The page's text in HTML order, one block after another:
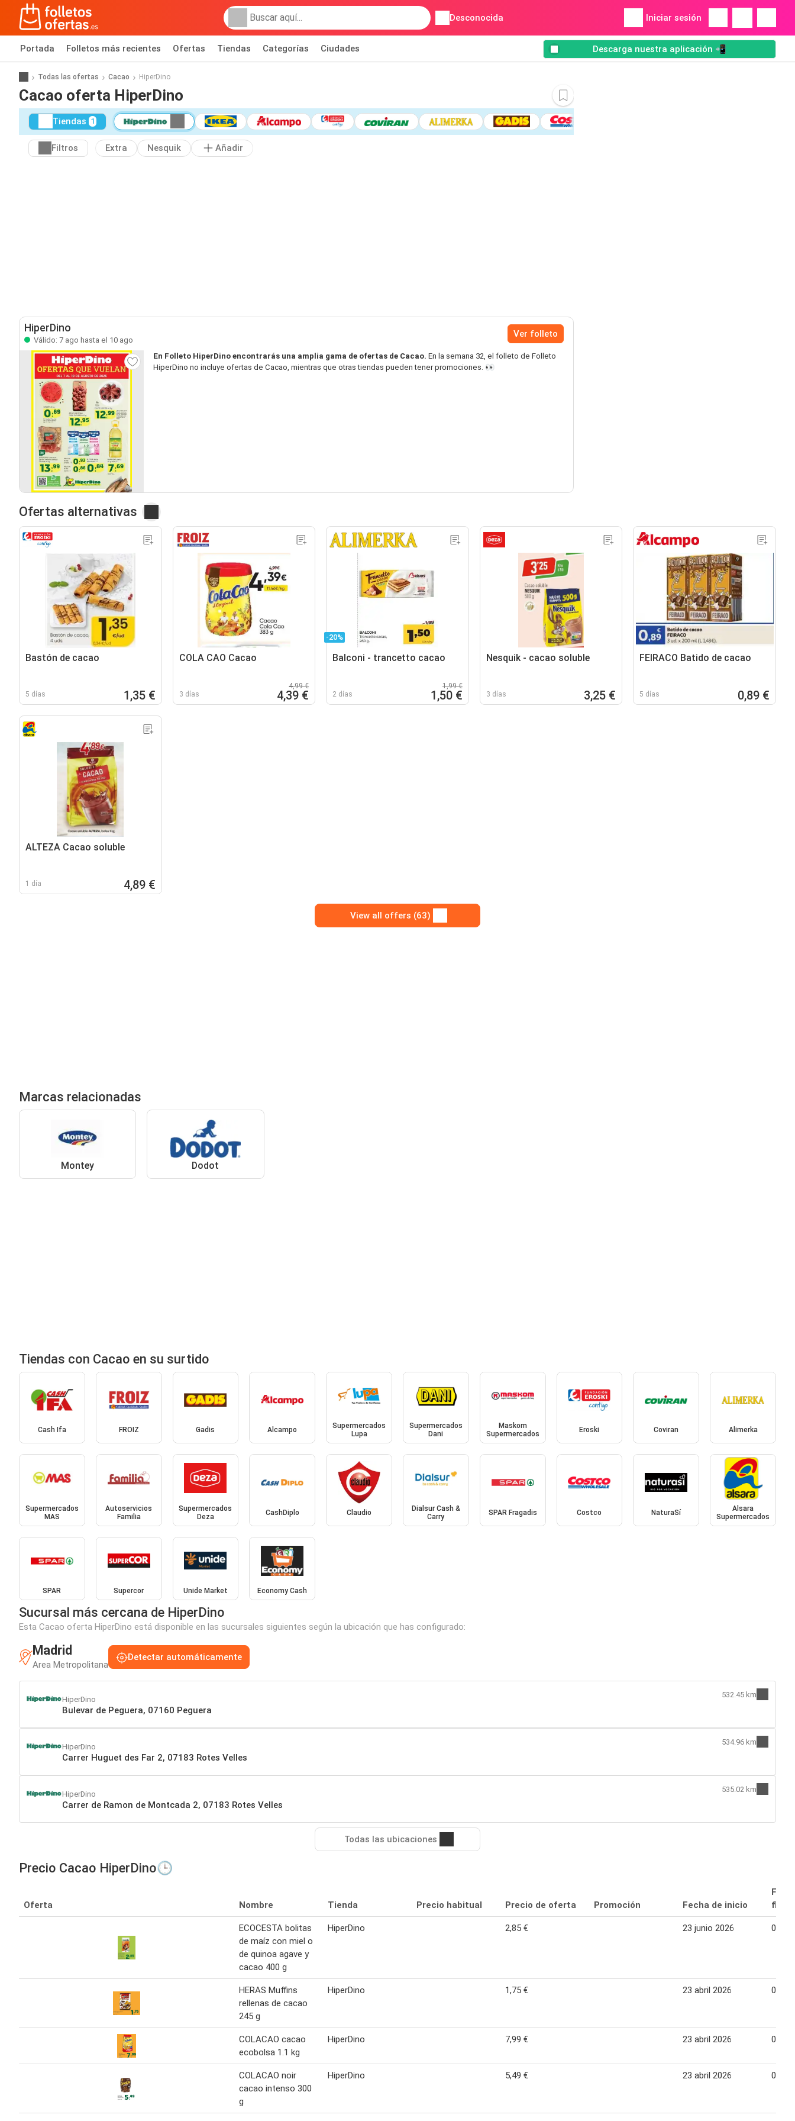
Desconocida Iniciar sesión
Portada Folletos más recientes Ofertas Tiendas Categorías Ciudades Descarga nuestra aplicación 📲
Todas las ofertas Cacao HiperDino
Cacao oferta HiperDino
Tiendas 1
Filtros Extra Nesquik Añadir
HiperDino
Válido: 7 ago hasta el 10 ago
Ver folleto
En Folleto HiperDino encontrarás una amplia gama de ofertas de Cacao. En la semana 32, el folleto de Folleto
HiperDino no incluye ofertas de Cacao, mientras que otras tiendas pueden tener promociones. 👀
Ofertas alternativas
Bastón de cacao
5 días 1,35 €
COLA CAO Cacao
3 días
4,99 €
4,39 €
-20%
Balconi - trancetto cacao
2 días
1,99 €
1,50 €
Nesquik - cacao soluble
3 días 3,25 €
FEIRACO Batido de cacao
5 días 0,89 €
ALTEZA Cacao soluble
1 día 4,89 €
View all offers (63)
Marcas relacionadas
Montey Dodot
Tiendas con Cacao en su surtido
Cash Ifa FROIZ Gadis Alcampo
Supermercados
Lupa
Supermercados
Dani
Maskom
Supermercados
Eroski Coviran Alimerka
Supermercados
MAS
Autoservicios
Familia
Supermercados
Deza
CashDiplo Claudio
Dialsur Cash &
Carry
SPAR Fragadis Costco NaturaSí
Alsara
Supermercados
SPAR Supercor Unide Market Economy Cash
Sucursal más cercana de HiperDino
Esta Cacao oferta HiperDino está disponible en las sucursales siguientes según la ubicación que has configurado:
Madrid
Area Metropolitana
Detectar automáticamente
HiperDino
Bulevar de Peguera, 07160 Peguera
532.45 km
HiperDino
Carrer Huguet des Far 2, 07183 Rotes Velles
534.96 km
HiperDino
Carrer de Ramon de Montcada 2, 07183 Rotes Velles
535.02 km
Todas las ubicaciones
Precio Cacao HiperDino🕒
Oferta Nombre Tienda Precio habitual Precio de oferta Promoción Fecha de inicio
ECOCESTA bolitas
de maíz con miel o
de quinoa agave y
cacao 400 g
HiperDino 2,85 € 23 junio 2026 07
HERAS Muffins
rellenas de cacao
245 g
HiperDino 1,75 € 23 abril 2026 07
COLACAO cacao
ecobolsa 1.1 kg
HiperDino 7,99 € 23 abril 2026 07
COLACAO noir
cacao intenso 300
g
HiperDino 5,49 € 23 abril 2026 07